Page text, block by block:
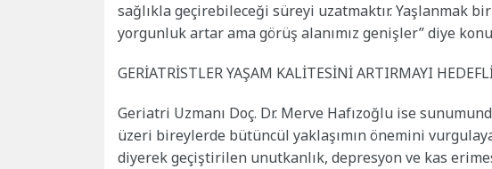
sağlıkla geçirebileceği süreyi uzatmaktır. Yaşlanmak
yorgunluk artar ama görüş alanımız genişler” diye
GERİATRİSTLER YAŞAM KALİTESİNİ ARTIRMAYI
Geriatri Uzmanı Doç. Dr. Merve Hafızoğlu ise
üzeri bireylerde bütüncül yaklaşımın önemini
diyerek geçiştirilen unutkanlık, depresyon ve kas